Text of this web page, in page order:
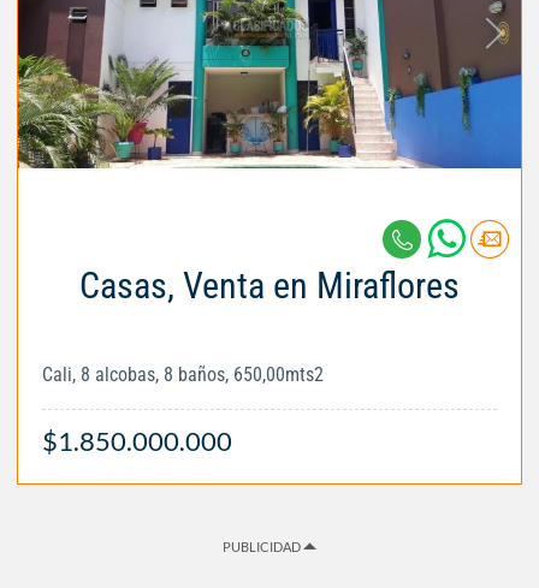
Casas, Venta en Miraflores
Cali, 8 alcobas, 8 baños, 650,00mts2
$1.850.000.000
PUBLICIDAD